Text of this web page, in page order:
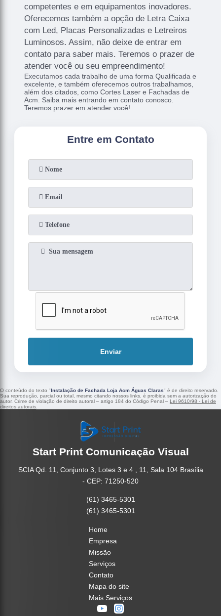
competentes e em equipamentos inovadores.
Oferecemos também a opção de Letra Caixa
com Led, Placas Personalizadas e Letreiros
Luminosos. Assim, não deixe de entrar em
contato para saber mais. Teremos o prazer de
atender você ou seu empreendimento!
Executamos cada trabalho de uma forma Qualificada e
excelente, e também oferecemos outros trabalhamos,
além dos citados, como Cortes Laser e Fachadas de
Acm. Saiba mais entrando em contato conosco.
Teremos prazer em atender você!
Entre em Contato
Enviar
O conteúdo do texto "Instalação de Fachada Loja Acm Águas Claras" é de direito reservado.
Sua reprodução, parcial ou total, mesmo citando nossos links, é proibida sem a autorização do
autor. Crime de violação de direito autoral – artigo 184 do Código Penal – Lei 9610/98 - Lei de
direitos autorais
Start Print Comunicação Visual
SCIA Qd. 11, Conjunto 3, Lotes 3 e 4 , 11, Sala 104 Brasília
- CEP: 71250-520
(61) 3465-5301
(61) 3465-5301
Home
Empresa
Missão
Serviços
Contato
Mapa do site
Mais Serviços